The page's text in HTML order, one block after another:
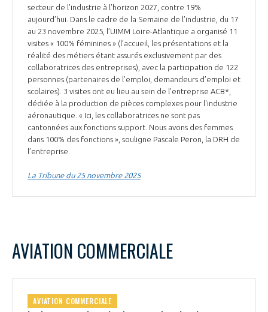
secteur de l’industrie à l’horizon 2027, contre 19%
aujourd’hui. Dans le cadre de la Semaine de l’industrie, du 17
au 23 novembre 2025, l’UIMM Loire-Atlantique a organisé 11
visites « 100% féminines » (l’accueil, les présentations et la
réalité des métiers étant assurés exclusivement par des
collaboratrices des entreprises), avec la participation de 122
personnes (partenaires de l’emploi, demandeurs d’emploi et
scolaires). 3 visites ont eu lieu au sein de l’entreprise ACB*,
dédiée à la production de pièces complexes pour l'industrie
aéronautique. « Ici, les collaboratrices ne sont pas
cantonnées aux fonctions support. Nous avons des femmes
dans 100% des fonctions », souligne Pascale Peron, la DRH de
l’entreprise.
La Tribune du 25 novembre 2025
AVIATION COMMERCIALE
AVIATION COMMERCIALE